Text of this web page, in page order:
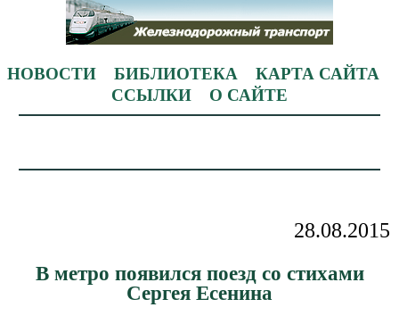
НОВОСТИ БИБЛИОТЕКА
КАРТА САЙТА
ССЫЛКИ
О САЙТЕ
28.08.2015
В метро появился поезд со стихами
Сергея Есенина